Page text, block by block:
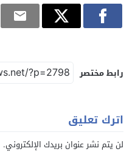
رابط مختصر
اترك تعليق
لن يتم نشر عنوان بريدك الإلكتروني.